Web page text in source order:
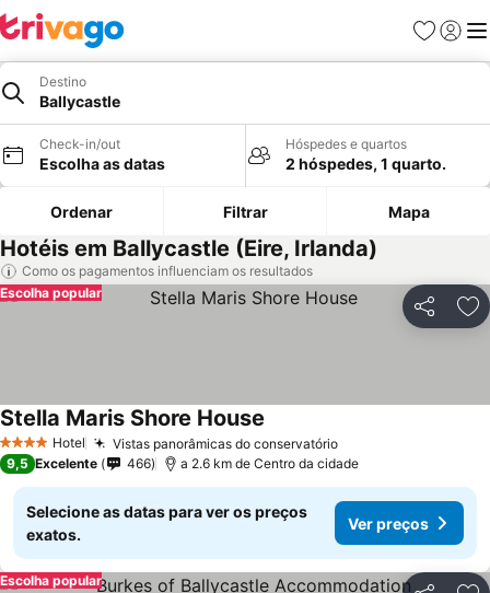
Favoritos
Iniciar
Destino
Ballycastle
Check-in/out
Escolha as datas
Hóspedes e quartos
2 hóspedes, 1 quarto.
Ordenar Filtrar Mapa
Hotéis em Ballycastle (Eire, Irlanda)
Como os pagamentos influenciam os resultados
Partilhar
Escolha popular
4 EstrelasHotel Vistas panorâmicas do conservatórioVer preços
Stella Maris Shore House
9,5 Excelente 466 a 2.6 km de Centro da cidade
Selecione as datas para ver os preços
exatos.
Ver preços
Escolha popular